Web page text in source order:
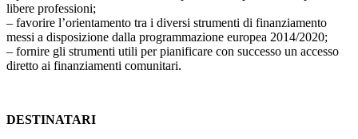
libere professioni;
– favorire l’orientamento tra i diversi strumenti di finanziamento
messi a disposizione dalla programmazione europea 2014/2020;
– fornire gli strumenti utili per pianificare con successo un accesso
diretto ai finanziamenti comunitari.
DESTINATARI